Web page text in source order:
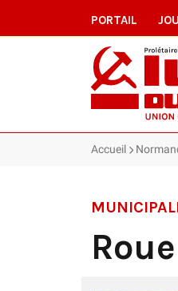
PORTAIL
Accueil